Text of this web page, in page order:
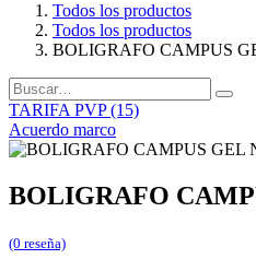
Todos los productos
Todos los productos
BOLIGRAFO CAMPUS
TARIFA PVP (15)
Acuerdo marco
BOLIGRAFO
(0 reseña)